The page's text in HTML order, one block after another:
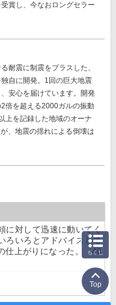
賞し、今なおロングセラー
耐震に制震をプラスした、
自に開発。 1回の巨大地震
安心を届けています。開発
倍を超える2000ガルの振動
上を記録した地域のオーナ
、地震の揺れによる倒壊は
に対して迅速に動いてく
ろいろとアドバイスして
仕上がりになった。（40
もくじ
Top